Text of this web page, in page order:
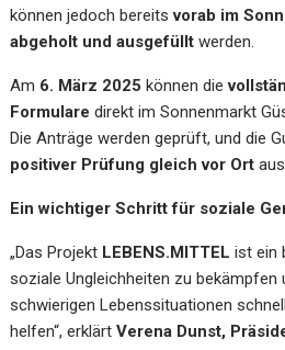
können jedoch bereitsvorab im
abgeholt und ausgefüllt werden.
Am 6. März 2025 können die
Formulare direkt imSonnenmarkt
Die Anträge werden geprüft, und die
positiver Prüfung gleich vor Ort
Ein wichtiger Schritt für soziale
„Das Projekt LEBENS.MITTEL ist ein
soziale Ungleichheiten zu bekämpfen
schwierigen Lebenssituationen
helfen“, erklärtVerena Dunst,